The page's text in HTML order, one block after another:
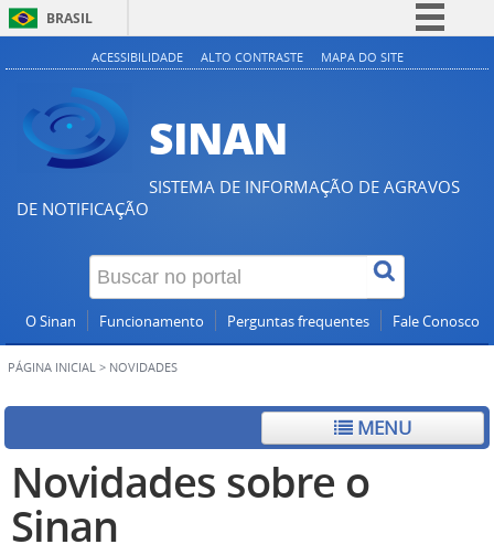
BRASIL
Simplifique!
Acesso à informação
Legislação
ACESSIBILIDADE ALTO CONTRASTE MAPA DO SITE
SINAN
SISTEMA DE INFORMAÇÃO DE AGRAVOS
DE NOTIFICAÇÃO
O Sinan Funcionamento Perguntas frequentes Fale Conosco
PÁGINA INICIAL > NOVIDADES
MENU
Novidades sobre o
Sinan